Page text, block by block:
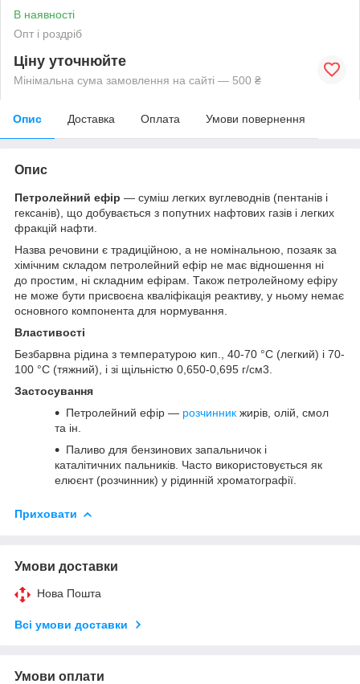
В наявності
Опт і роздріб
Ціну уточнюйте
Мінімальна сума замовлення на сайті — 500 ₴
Опис Доставка Оплата Умови повернення
Опис
Петролейний ефір — суміш легких вуглеводнів (пентанів і
гексанів), що добувається з попутних нафтових газів і легких
фракцій нафти.
Назва речовини є традиційною, а не номінальною, позаяк за
хімічним складом петролейний ефір не має відношення ні
до простим, ні складним ефірам. Також петролейному ефіру
не може бути присвоєна кваліфікація реактиву, у ньому немає
основного компонента для нормування.
Властивості
Безбарвна рідина з температурою кип., 40-70 °C (легкий) і 70-
100 °C (тяжний), і зі щільністю 0,650-0,695 г/см3.
Застосування
Петролейний ефір — розчинник жирів, олій, смол
та ін.
Паливо для бензинових запальничок і
каталітичних пальників. Часто використовується як
елюєнт (розчинник) у рідинній хроматографії.
Приховати
Умови доставки
Нова Пошта
Всі умови доставки
Умови оплати